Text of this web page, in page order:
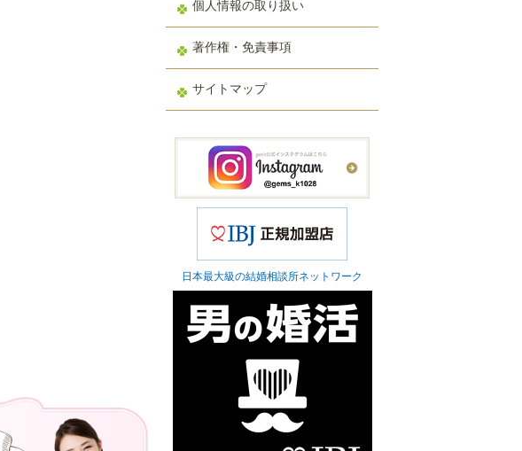
個人情報の取り扱い
著作権・免責事項
サイトマップ
日本最大級の結婚相談所ネットワーク